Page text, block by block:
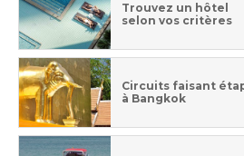
Trouvez un hôtel
selon vos critères
Circuits faisant
à Bangkok